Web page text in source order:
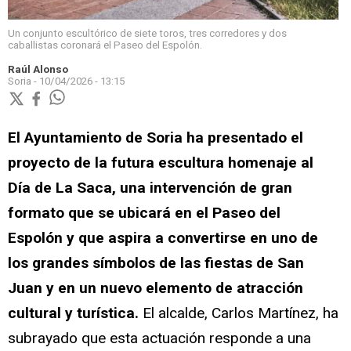
Un conjunto escultórico de siete toros, tres corredores y dos
caballistas coronará el Paseo del Espolón.
Raúl Alonso
Soria - 10/04/2026 - 13:15
El Ayuntamiento de Soria ha presentado el
proyecto de la futura escultura homenaje al
Día de La Saca, una intervención de gran
formato que se ubicará en el Paseo del
Espolón y que aspira a convertirse en uno de
los grandes símbolos de las fiestas de San
Juan y en un nuevo elemento de atracción
cultural y turística. El alcalde, Carlos Martínez, ha
subrayado que esta actuación responde a una